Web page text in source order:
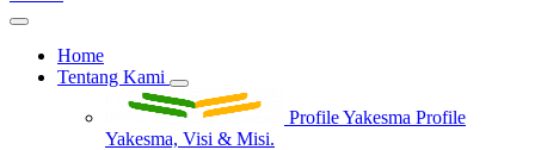
Home
Tentang Kami
Profile Yakesma Profile
Yakesma, Visi & Misi.